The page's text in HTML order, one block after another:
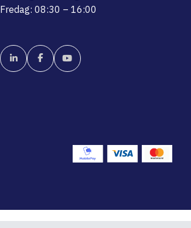
Fredag: 08:30 – 16:00